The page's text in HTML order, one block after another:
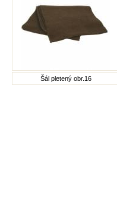
Šál pletený obr.16